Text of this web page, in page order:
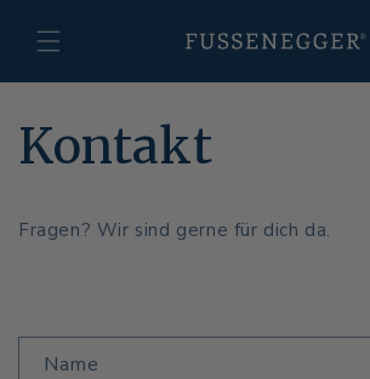
zum
Inhalt
Kontakt
Fragen? Wir sind gerne für dich da.
Name